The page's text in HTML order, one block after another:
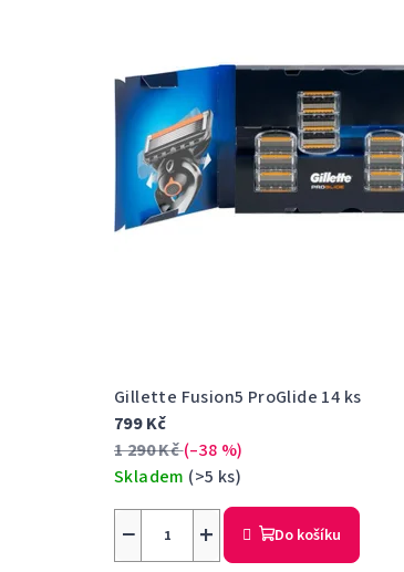
Gillette Fusion5 ProGlide 14 ks
799 Kč
1 290 Kč(–38 %)
Skladem (>5 ks)
+
− Do košíku